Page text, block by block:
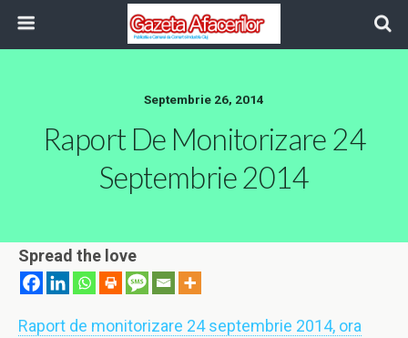
Septembrie 26, 2014
Raport De Monitorizare 24
Septembrie 2014
Spread the love
Raport de monitorizare 24 septembrie 2014, ora